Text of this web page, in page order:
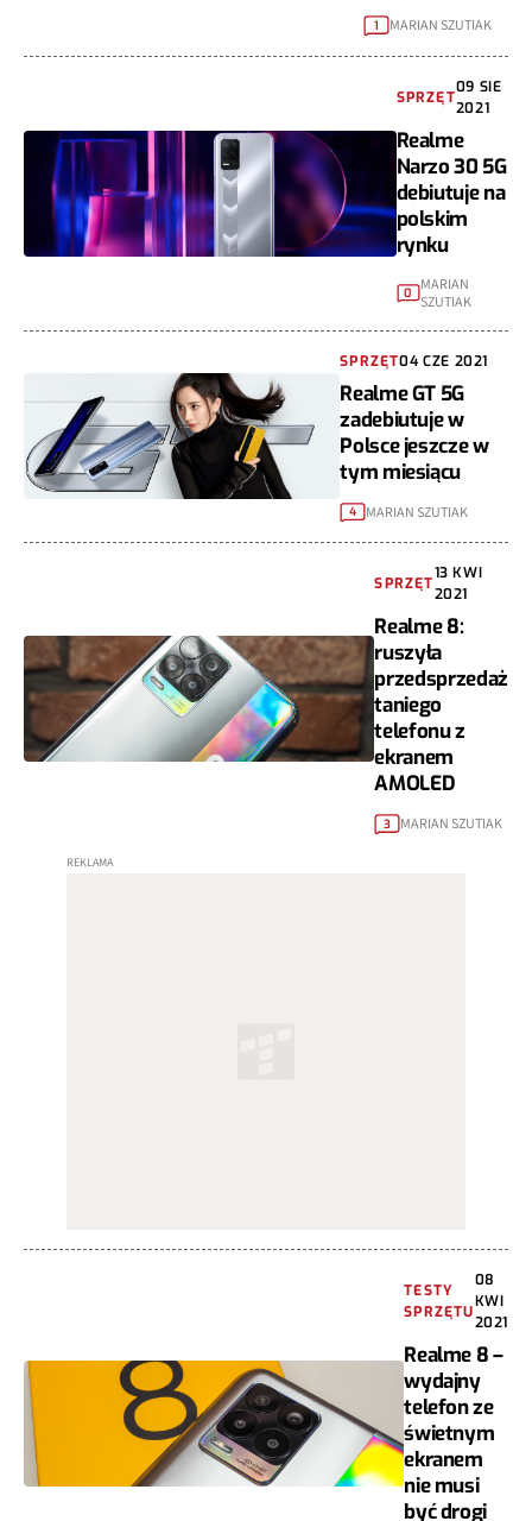
1 MARIAN SZUTIAK
SPRZĘT
09 SIE
2021
Realme
Narzo 30 5G
debiutuje na
polskim
rynku
0 MARIAN
SZUTIAK
SPRZĘT04 CZE 2021
Realme GT 5G
zadebiutuje w
Polsce jeszcze w
tym miesiącu
4 MARIAN SZUTIAK
SPRZĘT
13 KWI
2021
Realme 8:
ruszyła
przedsprzedaż
taniego
telefonu z
ekranem
AMOLED
3 MARIAN SZUTIAK
TESTY
SPRZĘTU
08
KWI
2021
Realme 8 –
wydajny
telefon ze
świetnym
ekranem
nie musi
być drogi